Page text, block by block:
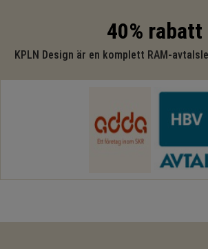
40% rabatt
KPLN Design är en komplett RAM-